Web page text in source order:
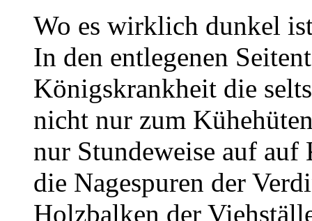
Wo es wirklich dunkel
In den entlegenen
Königskrankheit die
nicht nur zum
nur Stundeweise auf
die Nagespuren der
Holzbalken der